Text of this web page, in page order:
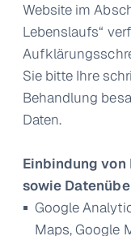
Website im
Lebenslaufs“
Sie bitte Ihre
Behandlung
Daten.
Einbindung
sowie
Google
Maps, Google